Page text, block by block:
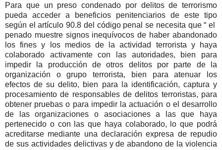
Para que un preso condenado por delitos de terrorismo
pueda acceder a beneficios penitenciarios de este tipo
según el artículo 90.8 del código penal se necesita que “ el
penado muestre signos inequívocos de haber abandonado
los fines y los medios de la actividad terrorista y haya
colaborado activamente con las autoridades, bien para
impedir la producción de otros delitos por parte de la
organización o grupo terrorista, bien para atenuar los
efectos de su delito, bien para la identificación, captura y
procesamiento de responsables de delitos terroristas, para
obtener pruebas o para impedir la actuación o el desarrollo
de las organizaciones o asociaciones a las que haya
pertenecido o con las que haya colaborado, lo que podrá
acreditarse mediante una declaración expresa de repudio
de sus actividades delictivas y de abandono de la violencia